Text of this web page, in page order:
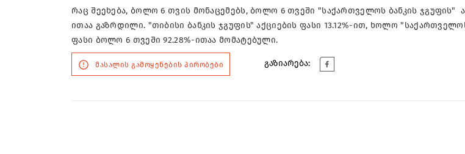
რაც შეეხება, ბოლო 6 თვის მონაცემებს, ბოლო 6 თვეში "საქართველოს ბანკის ჯგუფის"
ითაა გაზრდილი. "თიბისი ბანკის ჯგუფის" აქციების ფასი 13.12%-ით, ხოლო
ფასი ბოლო 6 თვეში 92.28%-ითაა მომატებული.
მასალის გამოყენების პირობები გაზიარება: